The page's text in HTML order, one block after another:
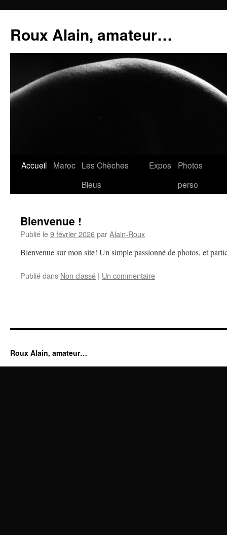
contenu
Roux Alain, amateur…
Accueil Maroc Les Chèches
Bleus
Expos
Photos
perso
Bienvenue !
Publié le9 février 2026parAlain-Roux
Bienvenue sur mon site! Un simple passionné de photos, et
Publié dans Non classé | Un commentaire
Roux Alain, amateur…